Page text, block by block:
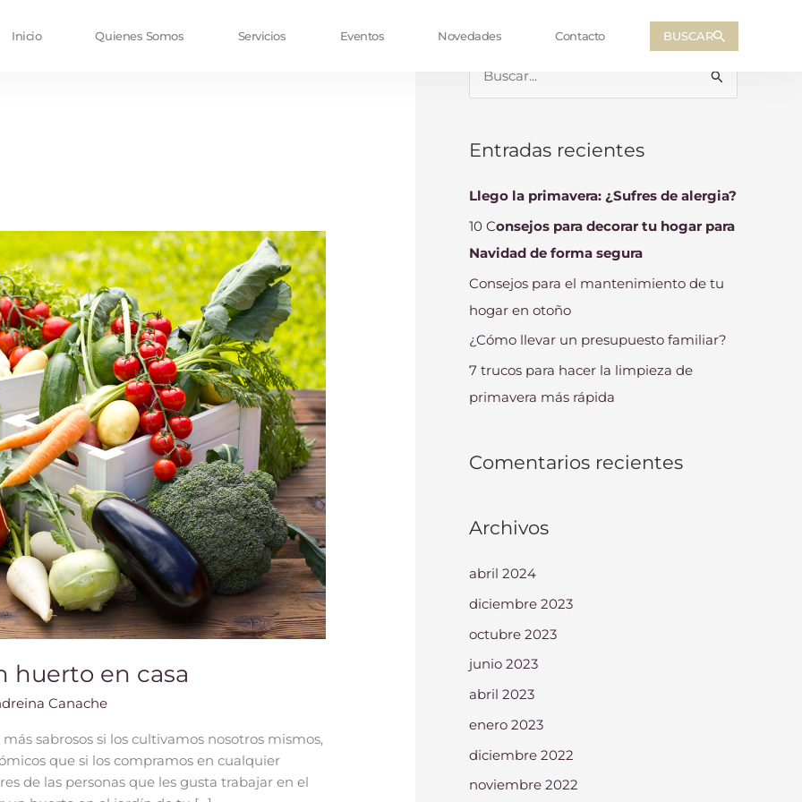
Inicio Quienes Somos Servicios Eventos Novedades Contacto BUSCAR
huerto en casa
Canache
sabrosos si los cultivamos nosotros mismos,
que si los compramos en cualquier
de las personas que les gusta trabajar en el
c
a
r
:
Entradas recientes
Llego la primavera: ¿Sufres de alergia?
10 Consejos para decorar tu hogar para
Navidad de forma segura
Consejos para el mantenimiento de tu
hogar en otoño
¿Cómo llevar un presupuesto familiar?
7 trucos para hacer la limpieza de
primavera más rápida
Comentarios recientes
Archivos
abril 2024
diciembre 2023
octubre 2023
junio 2023
abril 2023
enero 2023
diciembre 2022
noviembre 2022